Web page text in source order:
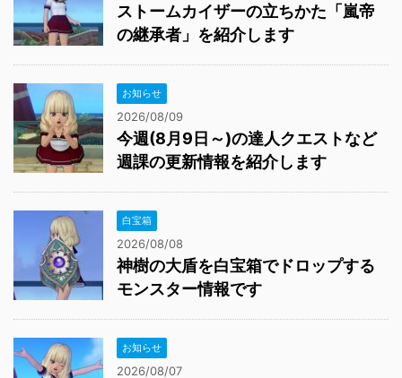
ストームカイザーの立ちかた「嵐帝
の継承者」を紹介します
お知らせ
2026/08/09
今週(8月9日～)の達人クエストなど
週課の更新情報を紹介します
白宝箱
2026/08/08
神樹の大盾を白宝箱でドロップする
モンスター情報です
お知らせ
2026/08/07